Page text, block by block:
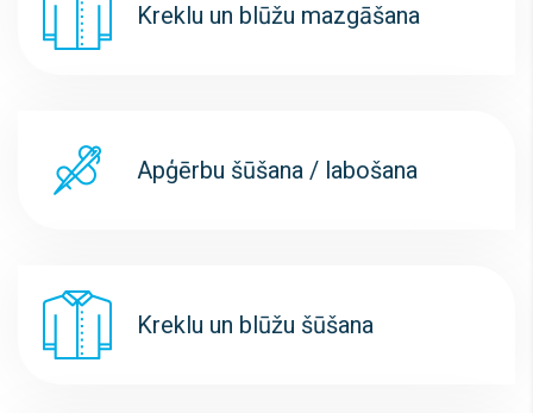
Kreklu un blūžu mazgāšana
Apģērbu šūšana / labošana
Kreklu un blūžu šūšana